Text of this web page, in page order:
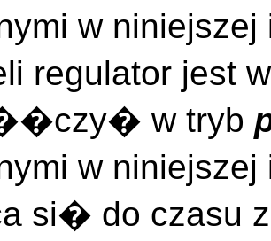
w
regulator jest
w tryb
w
si� do czasu